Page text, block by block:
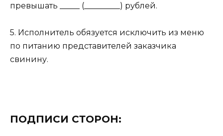
превышать _____ (_________) рублей.
5. Исполнитель обязуется исключить из меню
по питанию представителей заказчика
свинину.
ПОДПИСИ СТОРОН: